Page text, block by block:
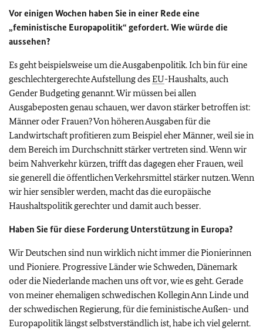
Vor einigen Wochen haben Sie in einer Rede eine
„feministische Europapolitik“ gefordert. Wie würde die
aussehen?
Es geht beispielsweise um die Ausgabenpolitik. Ich bin für eine
geschlechtergerechte Aufstellung desEU-Haushalts, auch
Gender Budgeting genannt. Wir müssen bei allen
Ausgabeposten genau schauen, wer davon stärker betroffen ist:
Männer oder Frauen? Von höheren Ausgaben für die
Landwirtschaft profitieren zum Beispiel eher Männer, weil sie in
dem Bereich im Durchschnitt stärker vertreten sind. Wenn wir
beim Nahverkehr kürzen, trifft das dagegen eher Frauen, weil
sie generell die öffentlichen Verkehrsmittel stärker nutzen. Wenn
wir hier sensibler werden, macht das die europäische
Haushaltspolitik gerechter und damit auch besser.
Haben Sie für diese Forderung Unterstützung in Europa?
Wir Deutschen sind nun wirklich nicht immer die Pionierinnen
und Pioniere. Progressive Länder wie Schweden, Dänemark
oder die Niederlande machen uns oft vor, wie es geht. Gerade
von meiner ehemaligen schwedischen Kollegin Ann Linde und
der schwedischen Regierung, für die feministische Außen- und
Europapolitik längst selbstverständlich ist, habe ich viel gelernt.